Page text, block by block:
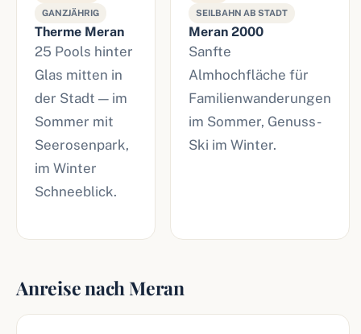
GANZJÄHRIG
Therme Meran
25 Pools hinter
Glas mitten in
der Stadt — im
Sommer mit
Seerosenpark,
im Winter
Schneeblick.
SEILBAHN AB STADT
Meran 2000
Sanfte
Almhochfläche für
Familienwanderungen
im Sommer, Genuss-
Ski im Winter.
Anreise nach Meran